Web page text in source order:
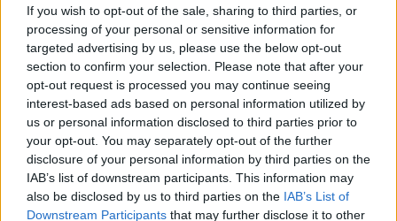
If you wish to opt-out of the sale, sharing to third parties, or
processing of your personal or sensitive information for
targeted advertising by us, please use the below opt-out
section to confirm your selection. Please note that after your
opt-out request is processed you may continue seeing
interest-based ads based on personal information utilized by
us or personal information disclosed to third parties prior to
your opt-out. You may separately opt-out of the further
disclosure of your personal information by third parties on the
IAB’s list of downstream participants. This information may
also be disclosed by us to third parties on the IAB’s List of
Downstream Participants that may further disclose it to other
VAGY
advocatusdiaboli
17 éve
Ezt hívják úgy, hogy "money talks"...